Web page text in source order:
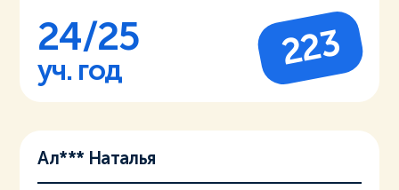
24/25
уч. год 223
Ал*** Наталья